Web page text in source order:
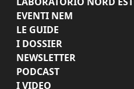
EVENTI NEM
LE GUIDE
I DOSSIER
NEWSLETTER
PODCAST
I VIDEO